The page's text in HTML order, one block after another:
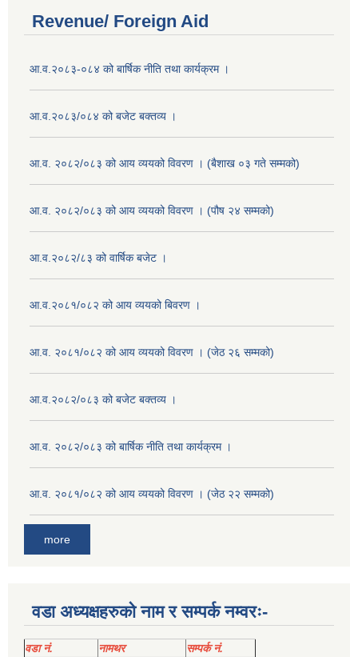
Revenue/ Foreign Aid
आ.व.२०८३-०८४ को बार्षिक नीति तथा कार्यक्रम ।
आ.व.२०८३/०८४ को बजेट बक्तव्य ।
आ.व. २०८२/०८३ को आय व्ययको विवरण । (बैशाख ०३ गते सम्मको)
आ.व. २०८२/०८३ को आय व्ययको विवरण । (पौष २४ सम्मको)
आ.व.२०८२/८३ को वार्षिक बजेट ।
आ.व.२०८१/०८२ को आय व्ययको बिवरण ।
आ.व. २०८१/०८२ को आय व्ययको विवरण । (जेठ २६ सम्मको)
आ.व.२०८२/०८३ को बजेट बक्तव्य ।
आ.व. २०८२/०८३ को बार्षिक नीति तथा कार्यक्रम ।
आ.व. २०८१/०८२ को आय व्ययको विवरण । (जेठ २२ सम्मको)
more
वडा अध्यक्षहरुको नाम र सम्पर्क नम्वरः-
वडा नं. नामथर
सम्पर्क नं.